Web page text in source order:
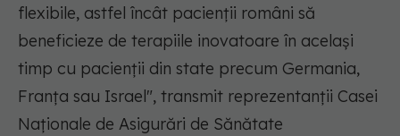
flexibile, astfel încât pacienții români să
beneficieze de terapiile inovatoare în același
timp cu pacienții din state precum Germania,
Franța sau Israel", transmit reprezentanții Casei
Naționale de Asigurări de Sănătate